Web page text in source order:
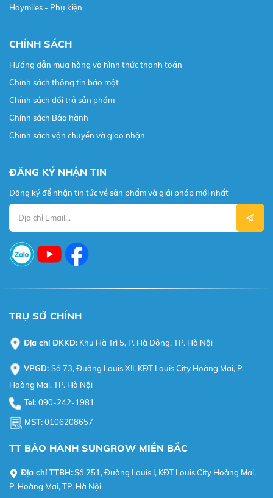
Hoymiles - Phụ kiện
CHÍNH SÁCH
Hướng dẫn mua hàng và hình thức thanh toán
Chính sách thông tin bảo mật
Chính sách đổi trả sản phẩm
Chính sách Bảo hành
Chính sách vận chuyển và giao nhận
ĐĂNG KÝ NHẬN TIN
Đăng ký để nhận tin tức về sản phẩm và giải pháp mới nhất
TRỤ SỞ CHÍNH
Địa chỉ ĐKKD: Khu Hà Trì 5, P. Hà Đông, TP. Hà Nội
VPGD: Số 73, Đường Louis XII, KĐT Louis City Hoàng Mai, P.
Hoàng Mai, TP. Hà Nội
Tel: 090-242-1981
MST:0106208657
TT BẢO HÀNH SUNGROW MIỀN BẮC
Địa chỉ TTBH:Số 251, Đường Louis I, KĐT Louis City Hoàng Mai,
P. Hoàng Mai, TP. Hà Nội